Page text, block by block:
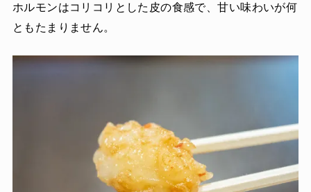
ホルモンはコリコリとした皮の食感で、甘い味わいが何
ともたまりません。